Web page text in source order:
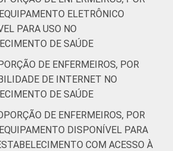
no estabelecimento de saúde.
estimuladas. Dados coletados
de 2015 e junho de 2016.
que declararam não haver
eletrônica do dado no
de saúde.
se computador os seguintes
computador de mesa,
netbook e tablet.
ELETRÔNICO
PARA USO NO
DE SAÚDE
DE ENFERMEIROS, POR
DE INTERNET NO
DE SAÚDE
DE ENFERMEIROS, POR
DISPONÍVEL PARA
COM ACESSO À